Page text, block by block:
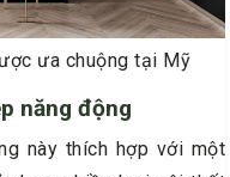
ưa chuộng tại Mỹ
năng động
này thích hợp với một